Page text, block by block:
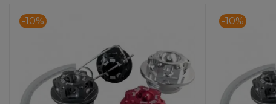
-10% -10%